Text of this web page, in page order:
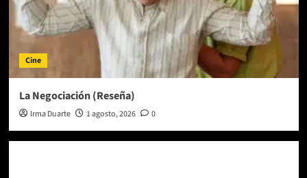
Cine
La Negociación (Reseña)
Irma Duarte 1 agosto, 2026 0